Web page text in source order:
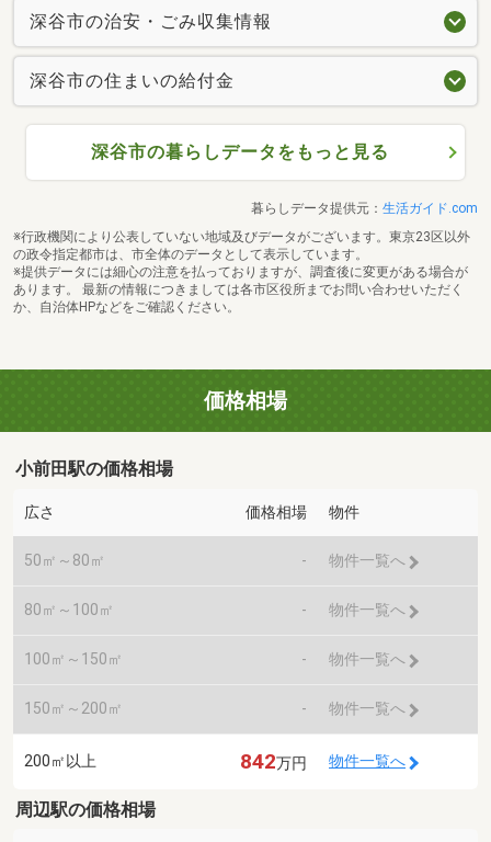
深谷市の治安・ごみ収集情報
深谷市の住まいの給付金
深谷市の暮らしデータをもっと見る
暮らしデータ提供元： 生活ガイド.com
※行政機関により公表していない地域及びデータがございます。東京23区以外
の政令指定都市は、市全体のデータとして表示しています。
※提供データには細心の注意を払っておりますが、調査後に変更がある場合が
あります。 最新の情報につきましては各市区役所までお問い合わせいただく
か、自治体HPなどをご確認ください。
価格相場
小前田駅の価格相場
広さ 価格相場 物件
50㎡～80㎡ - 物件一覧へ
80㎡～100㎡ - 物件一覧へ
100㎡～150㎡ - 物件一覧へ
150㎡～200㎡ - 物件一覧へ
200㎡以上 842万円 物件一覧へ
周辺駅の価格相場